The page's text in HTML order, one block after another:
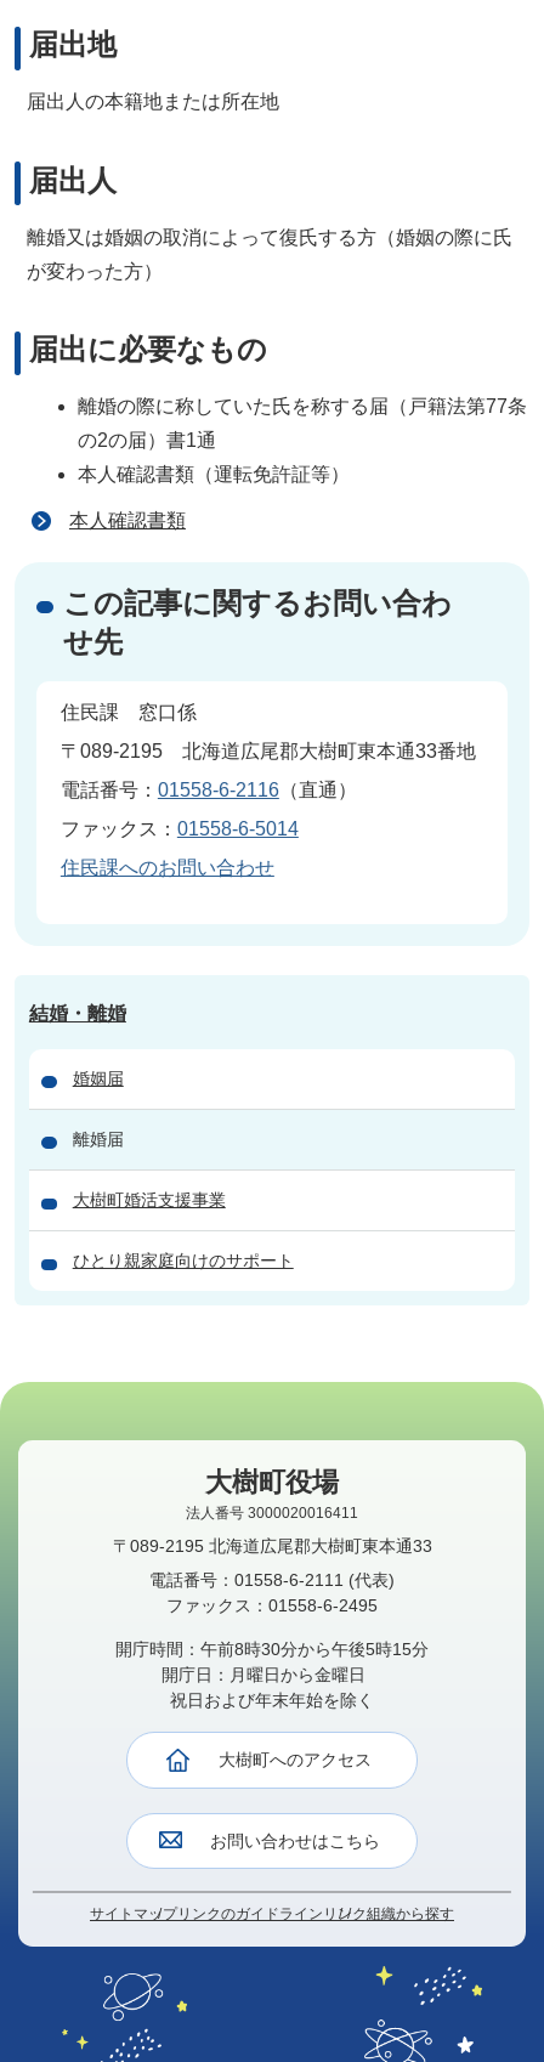
届出地
届出人の本籍地または所在地
届出人
離婚又は婚姻の取消によって復氏する方（婚姻の際に氏
が変わった方）
届出に必要なもの
離婚の際に称していた氏を称する届（戸籍法第77条
の2の届）書1通
本人確認書類（運転免許証等）
本人確認書類
この記事に関するお問い合わ
せ先
住民課 窓口係
〒089-2195 北海道広尾郡大樹町東本通33番地
電話番号： 01558-6-2116（直通）
ファックス： 01558-6-5014
住民課へのお問い合わせ
結婚・離婚
婚姻届
離婚届
大樹町婚活支援事業
ひとり親家庭向けのサポート
大樹町役場
法人番号 3000020016411
〒089-2195 北海道広尾郡大樹町東本通33
電話番号： 01558-6-2111 (代表)
ファックス： 01558-6-2495
開庁時間：午前8時30分から午後5時15分
開庁日：月曜日から金曜日
祝日および年末年始を除く
大樹町へのアクセス
お問い合わせはこちら
サイトマップリンクのガイドライン リンク組織から探す